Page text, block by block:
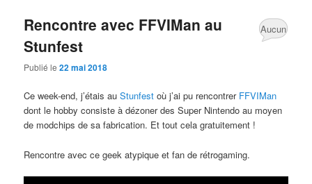
Rencontre avec FFVIMan au
Stunfest
Publié le22 mai 2018
Aucun
Ce week-end, j’étais auStunfest où j’ai pu rencontrer FFVIMan
dont le hobby consiste à dézoner des Super Nintendo au moyen
de modchips de sa fabrication. Et tout cela gratuitement !
Rencontre avec ce geek atypique et fan de rétrogaming.